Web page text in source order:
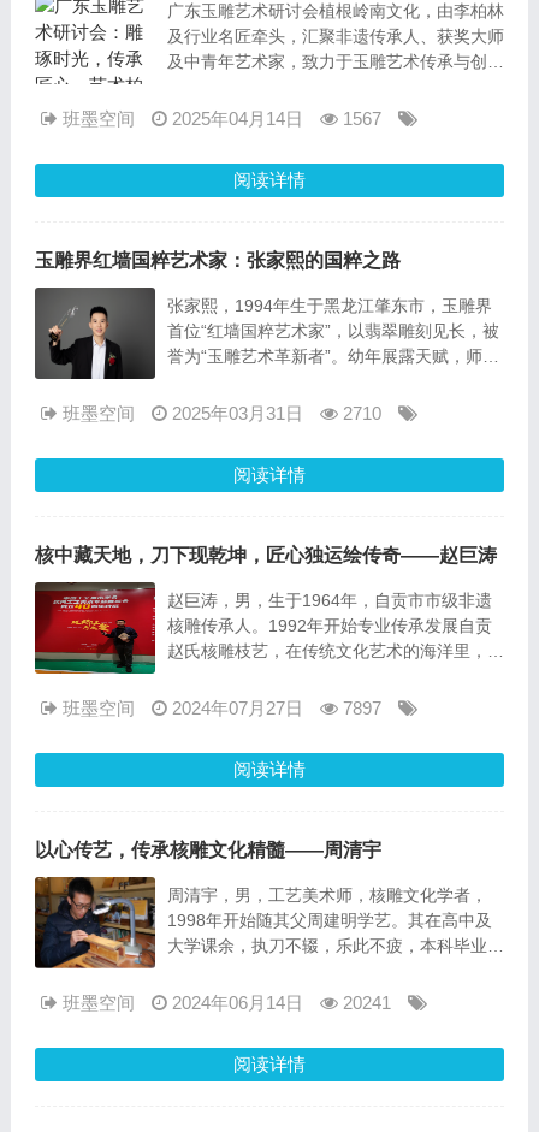
广东玉雕艺术研讨会植根岭南文化，由李柏林
及行业名匠牵头，汇聚非遗传承人、获奖大师
及中青年艺术家，致力于玉雕艺术传承与创
料展现“玲珑剔透、飘逸灵动”的粤派风格；组
园课程、校企合作、大师授课培育新生力量。
未来将秉持“扎实基础、创新发展”理念，融合
班墨空间 2025年04月14日 1567
阅读详情
玉雕界红墙国粹艺术家：张家熙的国粹之路
张家熙，1994年生于黑龙江肇东市，玉雕界
首位“红墙国粹艺术家”，以翡翠雕刻见长，被
誉为“玉雕艺术革新者”。幼年展露天赋，师承
代创意，形成“灵动严谨、天人合一”的独特风
物馆”，推动玉雕文化普及与传承，免费开放
展览并培养新生代匠人。他以玉为媒，践行
标杆。
班墨空间 2025年03月31日 2710
阅读详情
核中藏天地，刀下现乾坤，匠心独运绘传奇——赵巨涛
赵巨涛，男，生于1964年，自贡市市级非遗
核雕传承人。1992年开始专业传承发展自贡
赵氏核雕枝艺，在传统文化艺术的海洋里，吸
的展示，与国内各地名家的互相交流学习中取
核雕的先行者。
班墨空间 2024年07月27日 7897
阅读详情
以心传艺，传承核雕文化精髓——周清宇
周清宇，男，工艺美术师，核雕文化学者，
1998年开始随其父周建明学艺。其在高中及
大学课余，执刀不辍，乐此不疲，本科毕业后
技艺研究。其父严格授艺，在二十多年的磨练
创作设计能力，作品雕工细腻优雅，受到市场
好评，多家媒体曾予以报道。
班墨空间 2024年06月14日 20241
阅读详情